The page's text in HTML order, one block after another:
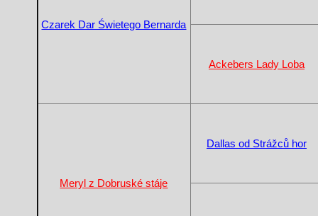
Czarek Dar Świetego Bernarda
Ackebers Lady Loba
Meryl z Dobruské stáje
Dallas od Strážců hor